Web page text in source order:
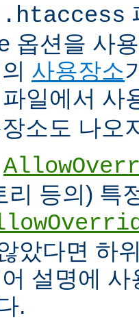
.htaccess
옵션을 사
사용장소
파일에서 사
소도 나오
리 등의) 특
았다면 하
설명에
.